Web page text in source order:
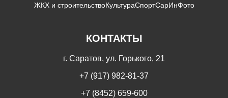
ЖКХ и строительствоКультураСпортСарИнФото
КОНТАКТЫ
г. Саратов, ул. Горького, 21
+7 (917) 982-81-37
+7 (8452) 659-600